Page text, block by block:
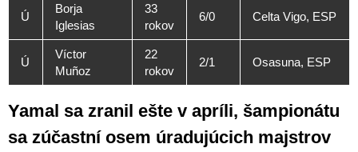
Ú
Borja
Iglesias
33
rokov
6/0 Celta Vigo, ESP
Ú
Víctor
Muñoz
22
rokov
2/1 Osasuna, ESP
Yamal sa zranil ešte v apríli, šampionátu
sa zúčastní osem úradujúcich majstrov